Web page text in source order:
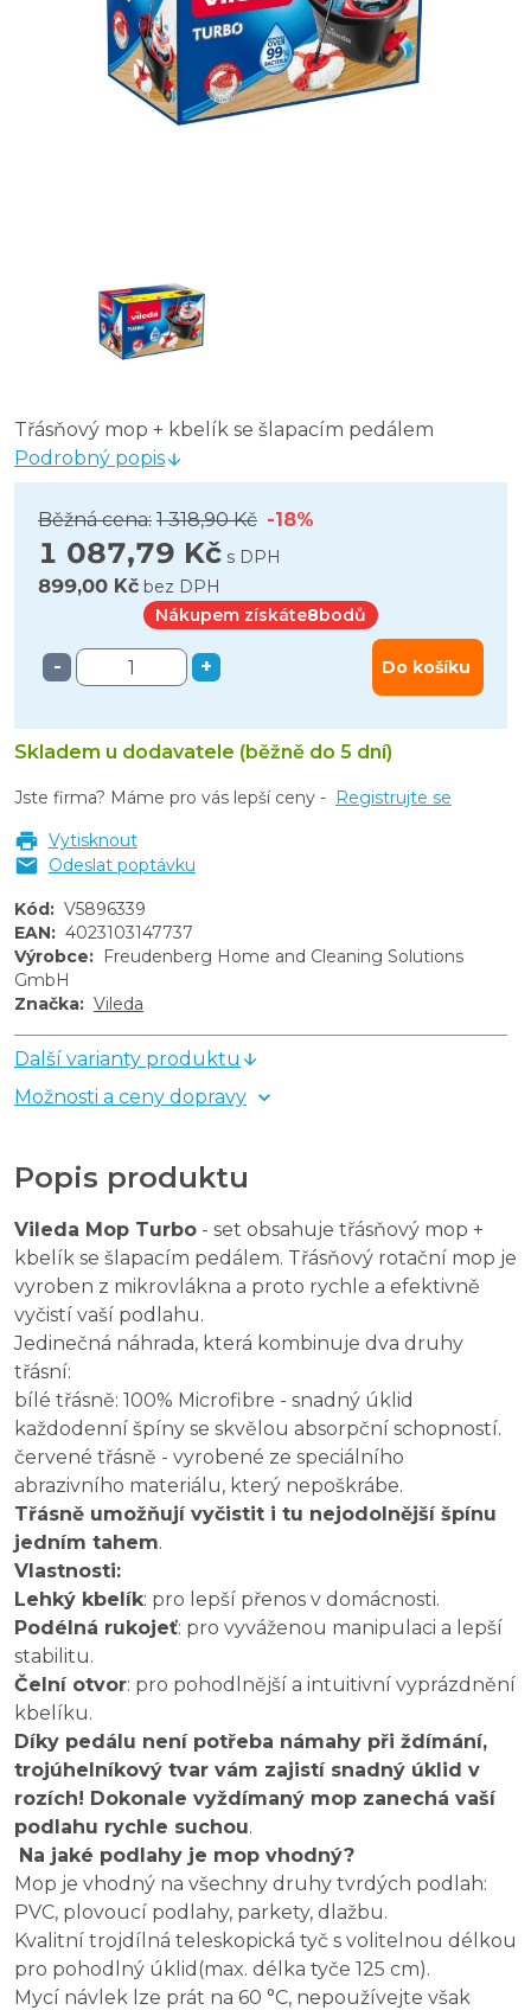
Třásňový mop + kbelík se šlapacím pedálem
Podrobný popis
Běžná cena: 1 318,90 Kč -18%
1 087,79 Kč s DPH
899,00 Kč bez DPH
Nákupem získáte8bodů
- + Do košíku
Skladem u dodavatele (běžně do 5 dní)
Jste firma? Máme pro vás lepší ceny - Registrujte se
Vytisknout
Odeslat poptávku
Kód: V5896339
EAN: 4023103147737
Výrobce: Freudenberg Home and Cleaning Solutions
GmbH
Značka: Vileda
Další varianty produktu
Možnosti a ceny dopravy
Popis produktu
Vileda Mop Turbo - set obsahuje třásňový mop +
kbelík se šlapacím pedálem. Třásňový rotační mop je
vyroben z mikrovlákna a proto rychle a efektivně
vyčistí vaší podlahu.
Jedinečná náhrada, která kombinuje dva druhy
třásní:
bílé třásně: 100% Microfibre - snadný úklid
každodenní špíny se skvělou absorpční schopností.
červené třásně - vyrobené ze speciálního
abrazivního materiálu, který nepoškrábe.
Třásně umožňují vyčistit i tu nejodolnější špínu
jedním tahem.
Vlastnosti:
Lehký kbelík: pro lepší přenos v domácnosti.
Podélná rukojeť: pro vyváženou manipulaci a lepší
stabilitu.
Čelní otvor: pro pohodlnější a intuitivní vyprázdnění
kbelíku.
Díky pedálu není potřeba námahy při ždímání,
trojúhelníkový tvar vám zajistí snadný úklid v
rozích! Dokonale vyždímaný mop zanechá vaší
podlahu rychle suchou.
Na jaké podlahy je mop vhodný?
Mop je vhodný na všechny druhy tvrdých podlah:
PVC, plovoucí podlahy, parkety, dlažbu.
Kvalitní trojdílná teleskopická tyč s volitelnou délkou
pro pohodlný úklid(max. délka tyče 125 cm).
Mycí návlek lze prát na 60 °C, nepoužívejte však